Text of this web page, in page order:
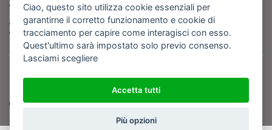
Iscriviti al nostro corso di
giornalismo
Compra i nostri libri
Entra in Barinedita Map
Copyright BARIREPORT s.a.s. All rights reserved - Tutte le fotografie recanti il
logo di Barinedita sono state commissionate da BARIREPORT s.a.s. che ne
detiene i Diritti d'Autore e sono state prodotte nell'anno 2012 e seguenti
(tranne che non vi sia uno specifico anno di scatto riportato)
Ciao, questo sito utilizza cookie essenziali per
garantirne il corretto funzionamento e cookie di
tracciamento per capire come interagisci con esso.
Quest'ultimo sarà impostato solo previo consenso.
Lasciami scegliere
Accetta tutti
Più opzioni